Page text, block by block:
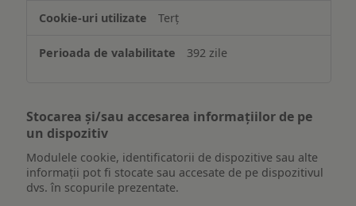
Terț
392 zile
Stocarea și/sau accesarea informațiilor de pe
un dispozitiv
Modulele cookie, identificatorii de dispozitive sau alte
informații pot fi stocate sau accesate de pe dispozitivul
dvs. în scopurile prezentate.